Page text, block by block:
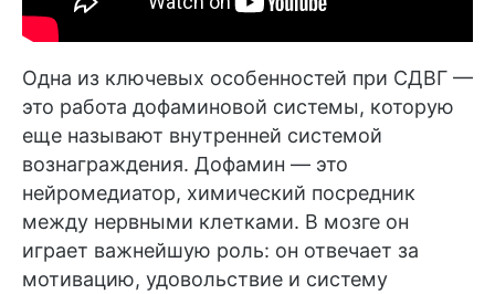
Одна из ключевых особенностей при СДВГ —
это работа дофаминовой системы, которую
еще называют внутренней системой
вознаграждения. Дофамин — это
нейромедиатор, химический посредник
между нервными клетками. В мозге он
играет важнейшую роль: он отвечает за
мотивацию, удовольствие и систему